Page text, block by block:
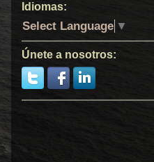
Idiomas:
Select Language ▼
Únete a nosotros: